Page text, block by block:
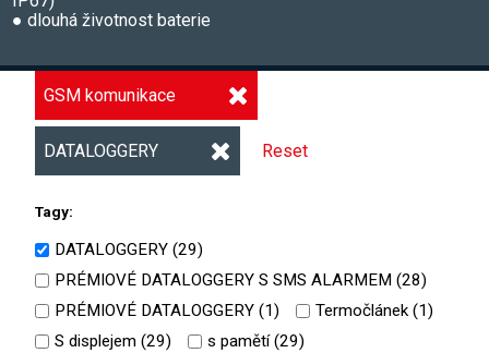
● dlouhá životnost baterie
GSM komunikace
DATALOGGERY Reset
Tagy:
DATALOGGERY (29)
PRÉMIOVÉ DATALOGGERY S SMS ALARMEM (28)
PRÉMIOVÉ DATALOGGERY (1) Termočlánek (1)
S displejem (29) s pamětí (29)